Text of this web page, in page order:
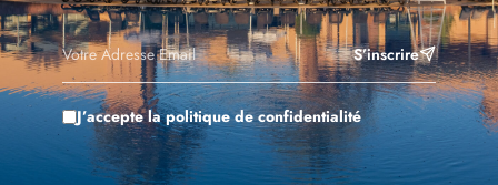
S’inscrire
J’accepte la politique de confidentialité